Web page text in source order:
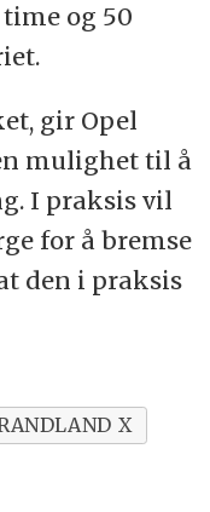
time og 50
gir Opel
mulighet til å
I praksis vil
for å bremse
den i praksis
X